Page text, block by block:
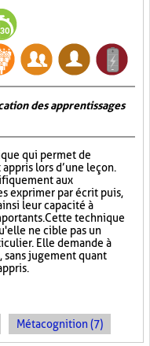
des apprentissages
qui permet de
lors d’une leçon.
aux
exprimer par écrit puis,
leur capacité à
Cette technique
ne cible pas un
Elle demande à
sans jugement quant
Métacognition (7)